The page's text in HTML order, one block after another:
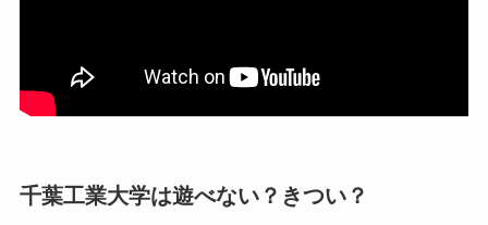
千葉工業大学は遊べない？きつい？